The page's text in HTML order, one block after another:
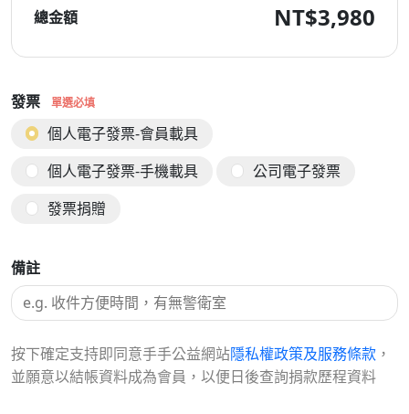
總金額
NT$3,980
發票 單選必填
個人電子發票-會員載具
個人電子發票-手機載具
公司電子發票
發票捐贈
備註
按下確定支持即同意手手公益網站隱私權政策及服務條款 ，
並願意以結帳資料成為會員，以便日後查詢捐款歷程資料